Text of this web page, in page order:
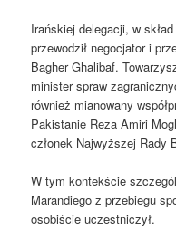
Irańskiej delegacji, w
przewodził negocjator i
Bagher Ghalibaf.
minister spraw
również mianowany
Pakistanie Reza Amiri
członek Najwyższej Rady
W tym kontekście
Marandiego z przebiegu
osobiście uczestniczył.